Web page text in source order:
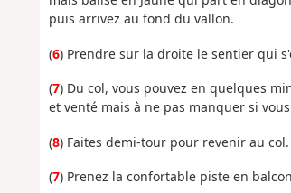
puis arrivez au fond du vallon.
(6) Prendre sur la droite le sentier qui
(7) Du col, vous pouvez en quelques
et venté mais à ne pas manquer si
(8) Faites demi-tour pour revenir au col.
(7) Prenez la confortable piste en